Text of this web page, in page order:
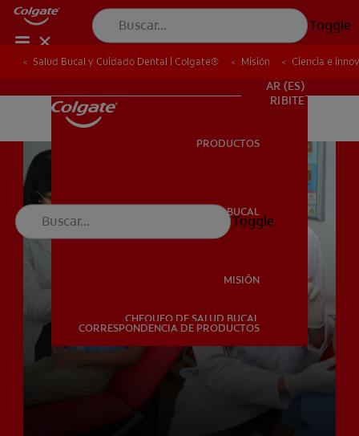
Toggle
SALUD BUCAL
MISIÓN
CHEQUEO DE SALUD BUCAL
PARA PROFESIONALES
AR (ES)
SUSCRIBITE
PRODUCTOS
SALUD BUCAL
MISIÓN
CHEQUEO DE SALUD BUCAL
CORRESPONDENCIA DE PRODUCTOS
Toggle
Salud Bucal y Cuidado Dental | Colgate® Misión Ciencia e
Salud Bucal y Cuidado Dental | Colgate® Misión Ciencia e